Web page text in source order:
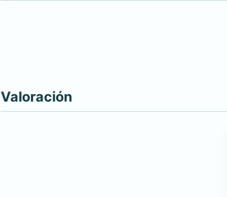
Valoración